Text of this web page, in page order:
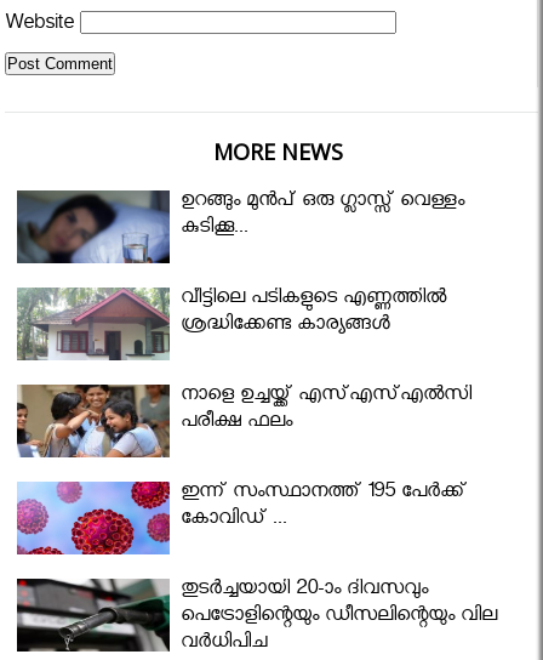
Website
MORE NEWS
ഉറങ്ങും മുന്‍പ് ഒരു ഗ്ലാസ്സ് വെള്ളം
കുടിക്കൂ...
വീട്ടിലെ പടികളുടെ എണ്ണത്തിൽ
ശ്രദ്ധിക്കേണ്ട കാര്യങ്ങൾ
നാളെ ഉച്ചയ്ക്ക് എസ്എസ്എല്‍സി
പരീക്ഷ ഫലം
ഇന്ന് സംസ്ഥാനത്ത് 195 പേര്‍ക്ക്
കോവിഡ് ...
തുടർച്ചയായി 20-ാം ദിവസവും
പെട്രോളിന്റെയും ഡീസലിന്റെയും വില
വര്‍ധിപ്പിച്ചു